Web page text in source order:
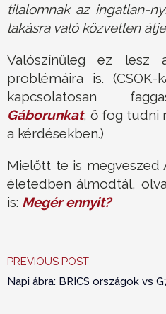
tilalomnak az ingatlan-
lakásra való közvetlen
Valószínűleg ez lesz
problémáira is.
kapcsolatosan
Gáborunkat, ő fog tudni
a kérdésekben.)
Mielőtt te is megveszed
életedben álmodtál,
is: Megér ennyit?
PREVIOUS POST
Napi ábra: BRICS országok vs